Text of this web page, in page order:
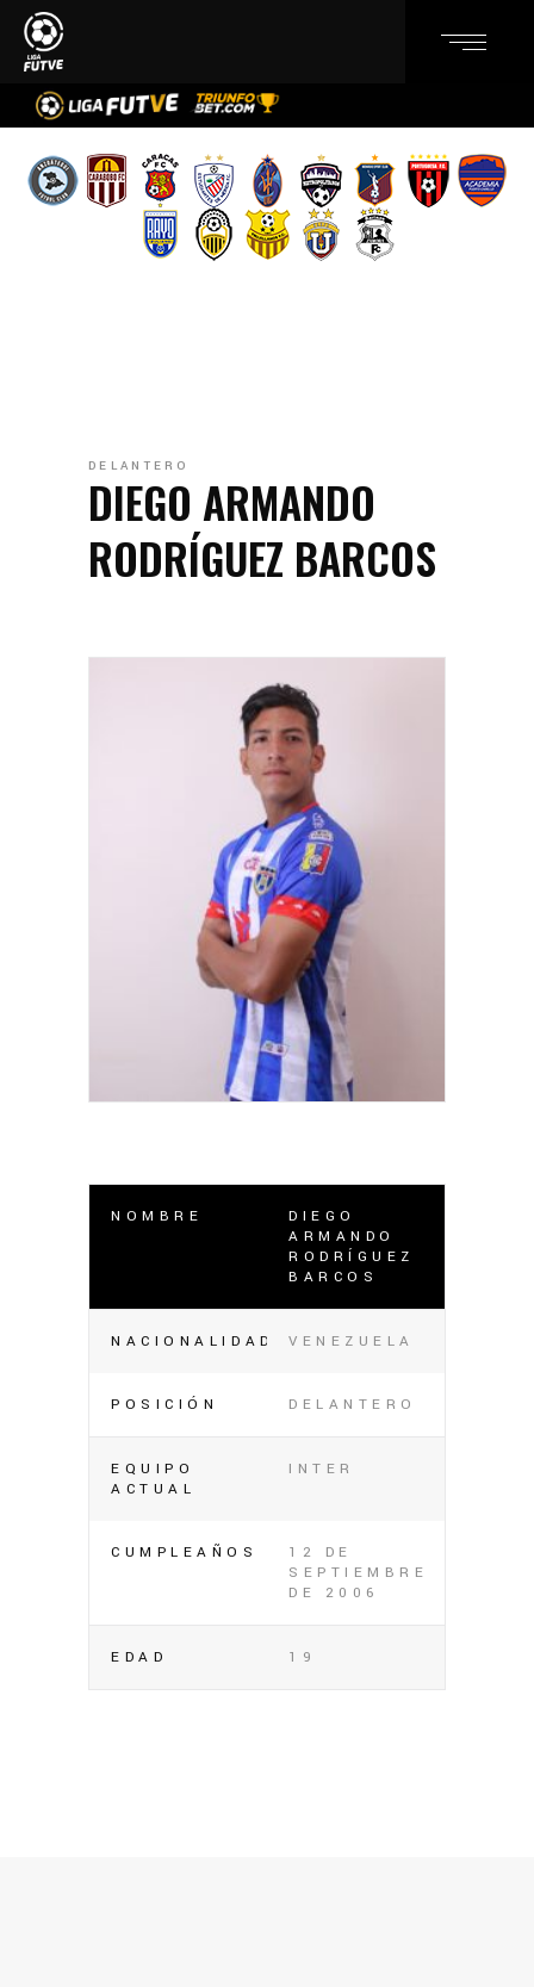
DELANTERO
DIEGO ARMANDO
RODRÍGUEZ BARCOS
NOMBRE
DIEGO
ARMANDO
RODRÍGUEZ
BARCOS
NACIONALIDAD VENEZUELA
POSICIÓN DELANTERO
EQUIPO
ACTUAL
INTER
CUMPLEAÑOS
12 DE
SEPTIEMBRE
DE 2006
EDAD 19